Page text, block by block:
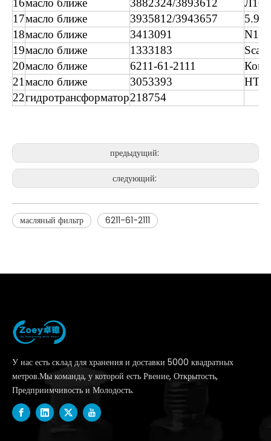
16масло ближе 3882324/3893612
Л10
17масло ближе 3935812/3943657
5.9L
18масло ближе 3413091
N14
19масло ближе 1333183
20масло ближе 6211-61-2111
21масло ближе 3053393
НТ
22гидротрансформатор218754
предыдущий:
следующий:
масляный фильтр 6211-61-2111
У нас есть склад для хранения и доставки 5000 квадратных
метров.Мы команда, у которой есть Рвение, Открытость,
Предприимчивость и Молодость.